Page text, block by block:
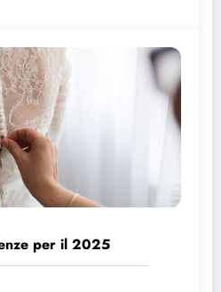
per il 2025